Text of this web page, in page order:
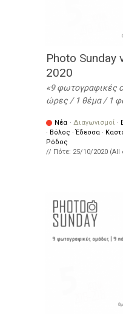
Photo Sunday
2020
9 φωτογραφικές
ώρες / 1 θέμα / 1
Νέα · Διαγωνισμοί ·
· Βόλος ·Έδεσσα ·
Ρόδος
// Πότε: 25/10/2020 (All